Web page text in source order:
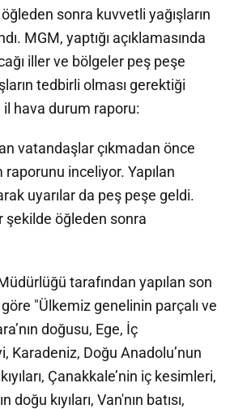
sonra kuvvetli yağışların
MGM, yaptığı açıklamasında
iller ve bölgeler peş peşe
tedbirli olması gerektiği
hava durum raporu:
vatandaşlar çıkmadan önce
inceliyor. Yapılan
uyarılar da peş peşe geldi.
şekilde öğleden sonra
tarafından yapılan son
"Ülkemiz genelinin parçalı ve
doğusu, Ege, İç
Karadeniz, Doğu Anadolu’nun
Çanakkale’nin iç kesimleri,
doğu kıyıları, Van'nın batısı,